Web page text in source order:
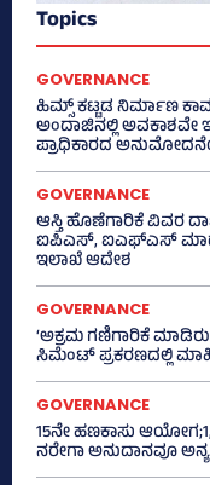
Topics
GOVERNANCE
ಹಿಮ್ಸ್‌ ಕಟ್ಟಡ ನಿರ್ಮಾಣ
ಅಂದಾಜಿನಲ್ಲಿ ಅವಕಾಶವೇ
ಪ್ರಾಧಿಕಾರದ
GOVERNANCE
ಆಸ್ತಿ ಹೊಣೆಗಾರಿಕೆ ವಿವರ
ಐಪಿಎಸ್‌, ಐಎಫ್‌ಎಸ್‌ ಮಾದರಿ
ಇಲಾಖೆ ಆದೇಶ
GOVERNANCE
‘ಅಕ್ರಮ ಗಣಿಗಾರಿಕೆ
ಸಿಮೆಂಟ್ ಪ್ರಕರಣದಲ್ಲಿ
GOVERNANCE
15ನೇ ಹಣಕಾಸು
ನರೇಗಾ ಅನುದಾನವೂ